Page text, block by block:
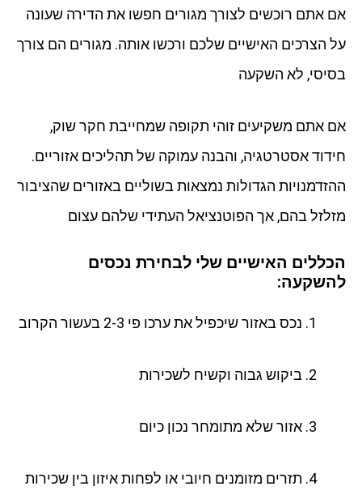
אם אתם רוכשים לצורך מגורים חפשו את הדירה שעונה
על הצרכים האישיים שלכם ורכשו אותה. מגורים הם צורך
בסיסי, לא השקעה
אם אתם משקיעים זוהי תקופה שמחייבת חקר שוק,
חידוד אסטרטגיה, והבנה עמוקה של תהליכים אזוריים.
ההזדמנויות הגדולות נמצאות בשוליים באזורים שהציבור
מזלזל בהם, אך הפוטנציאל העתידי שלהם עצום
הכללים האישיים שלי לבחירת נכסים
להשקעה:
נכס באזור שיכפיל את ערכו פי 2-3 בעשור הקרוב
ביקוש גבוה וקשיח לשכירות
אזור שלא מתומחר נכון כיום
תזרים מזומנים חיובי או לפחות איזון בין שכירות